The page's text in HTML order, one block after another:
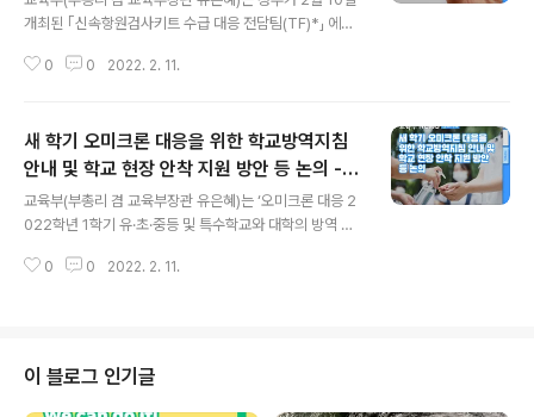
관련 -
개최된 ｢신속항원검사키트 수급 대응 전담팀(TF)*」 에서
(키트)를 무상 배포하기로 결정함에 따라, * 국무조정실, 기
을 접종하지 않아 감염에 취약한 유치원생과 초등학생을
대상으로 신속항원검사도구(키트)를 지원하는 방안을 현재
협의하고 있다. 지원 대상은 유치원생 59만 명, 초등학생
2백71만 명이며, 학생 한 명에 대해 주당 2개씩 5주분, 총
3천 3백만 개 가량 지원을 목표로 재원 확보 등의 구체적
인 실행계획을 논의하고 있다면서 시도교육청과 협의가 마
0 0 2022. 2. 11.
새 학기 오미크론 대응을 위한 학교방역지침
안내 및 학교 현장 안착 지원 방안 등 논의 -
제26차 일상회복지원단 회의(2.10.) 개최 -
교육부(부총리 겸 교육부장관 유은혜)는 ‘오미크론 대응 2
022학년 1학기 유·초·중등 및 특수학교와 대학의 방역 및
회의(2.10.)를 개최하고, 학교 방역체계의 안착을 위한 지
급하는 방안 등에 대해 종합적으로 의견을 나누었다. ​ 오미
크론 확산에 대비한 정부의 방역체계 전환에 맞춰, 학교 현
0 0 2022. 2. 11.
이 블로그 인기글